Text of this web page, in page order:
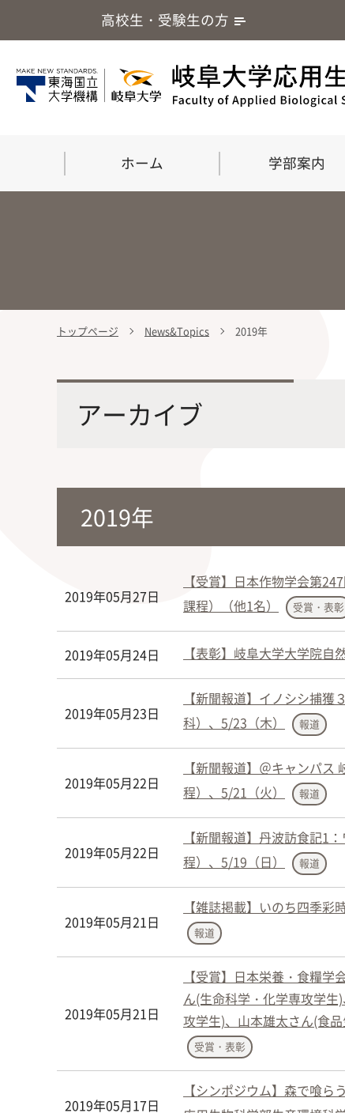
高校生・受験生の方
ホーム 学部案内
学部案内
学部・大学院の教育ビジョン、
沿革及び入試情報について
応用生命化学科
最先端の化学とバイオテクノロジー
を創造
旧課程・コースはこちら
大学院
修士課程・博士課程
留学・国際交流
トップページ News&Topics 2019年
アーカイブ
2019年
2019年05月27日
【受賞】日本作物学会第
課程）（他1名）
受賞・表彰
2019年05月24日 【表彰】岐阜大学大学院自
2019年05月23日
【新聞報道】イノシシ捕
科）、5/23（木）
報道
2019年05月22日
【新聞報道】＠キャンパ
程）、5/21（火）
報道
2019年05月22日
【新聞報道】丹波訪食記1
程）、5/19（日）
報道
2019年05月21日
【雑誌掲載】いのち四季彩
報道
2019年05月21日
【受賞】日本栄養・食糧
ん(生命科学・化学専攻学
攻学生)、山本雄太さん(食
受賞・表彰
2019年05月17日
【シンポジウム】森で喰ら